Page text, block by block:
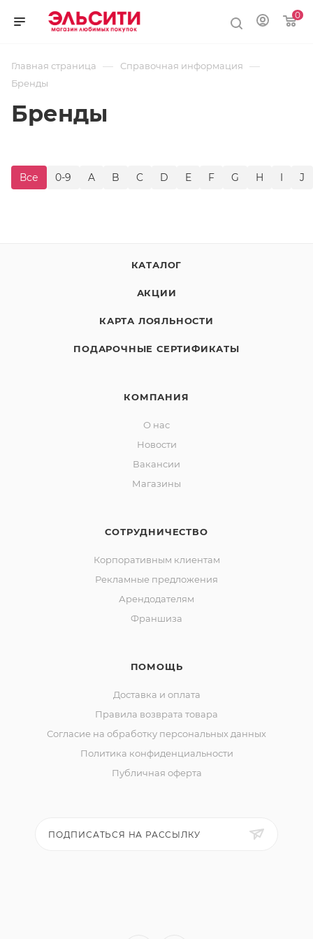
0
Главная страница — Справочная информация —
Бренды
Бренды
Все 0-9 A B C D E F G H I J
КАТАЛОГ
АКЦИИ
КАРТА ЛОЯЛЬНОСТИ
ПОДАРОЧНЫЕ СЕРТИФИКАТЫ
КОМПАНИЯ
О нас
Новости
Вакансии
Магазины
СОТРУДНИЧЕСТВО
Корпоративным клиентам
Рекламные предложения
Арендодателям
Франшиза
ПОМОЩЬ
Доставка и оплата
Правила возврата товара
Согласие на обработку персональных данных
Политика конфиденциальности
Публичная оферта
ПОДПИСАТЬСЯ НА РАССЫЛКУ